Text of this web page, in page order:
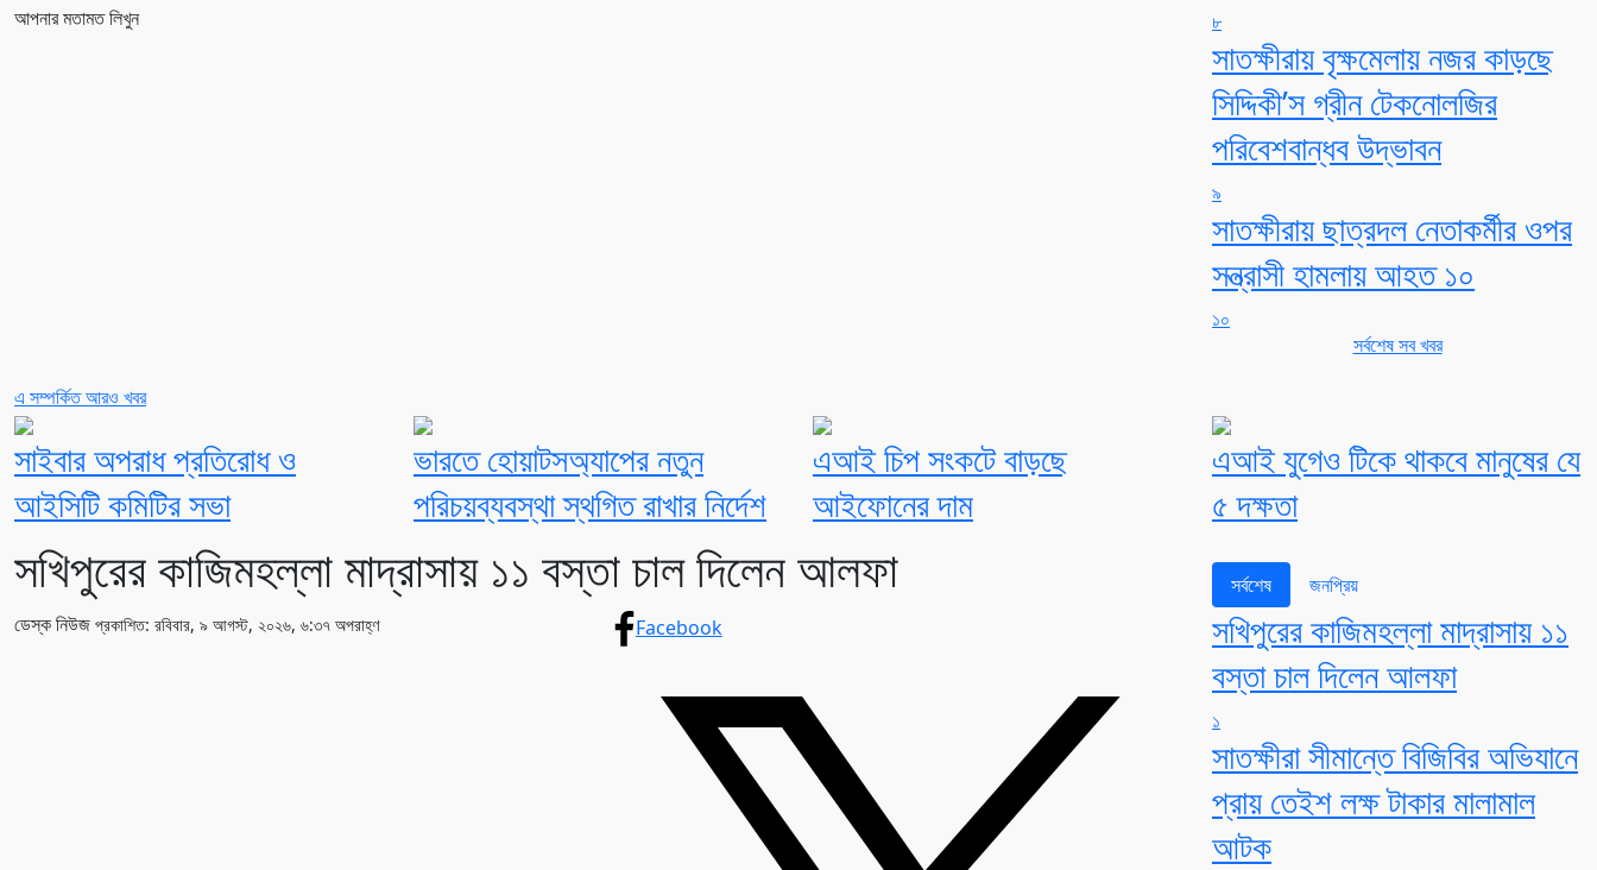
আপনার মতামত লিখুন ৮
সাতক্ষীরায় বৃক্ষমেলায় নজর কাড়ছে
সিদ্দিকী’স গ্রীন টেকনোলজির
পরিবেশবান্ধব উদ্ভাবন
৯
সাতক্ষীরায় ছাত্রদল নেতাকর্মীর ওপর
সন্ত্রাসী হামলায় আহত ১০
১০
সর্বশেষ সব খবর
এ সম্পর্কিত আরও খবর
সাইবার অপরাধ প্রতিরোধ ও
আইসিটি কমিটির সভা
ভারতে হোয়াটসঅ্যাপের নতুন
পরিচয়ব্যবস্থা স্থগিত রাখার নির্দেশ
এআই চিপ সংকটে বাড়ছে
আইফোনের দাম
এআই যুগেও টিকে থাকবে মানুষের যে
৫ দক্ষতা
সখিপুরের কাজিমহল্লা মাদ্রাসায় ১১ বস্তা চাল দিলেন আলফা
ডেস্ক নিউজ প্রকাশিত: রবিবার, ৯ আগস্ট, ২০২৬, ৬:৩৭ অপরাহ্ণ Facebook
সর্বশেষ জনপ্রিয়
সখিপুরের কাজিমহল্লা মাদ্রাসায় ১১
বস্তা চাল দিলেন আলফা
১
সাতক্ষীরা সীমান্তে বিজিবির অভিযানে
প্রায় তেইশ লক্ষ টাকার মালামাল
আটক